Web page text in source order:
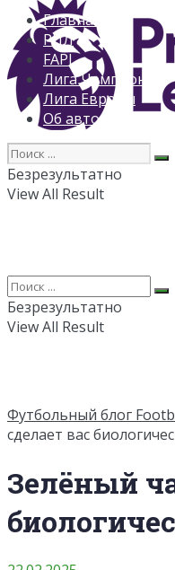
Главная
РПЛ
FAPL
Лига Чемпионов
Лига Европы
Об авторе
Безрезультатно
View All Result
Безрезультатно
View All Result
Футбольный блог
сделает вас
Зелёный